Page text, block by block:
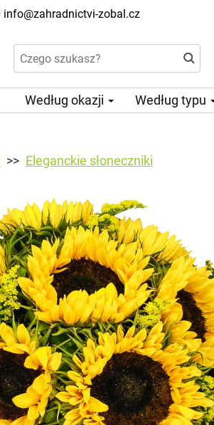
info@zahradnictvi-zobal.cz
Według okazji Według typu
Eleganckie słoneczniki